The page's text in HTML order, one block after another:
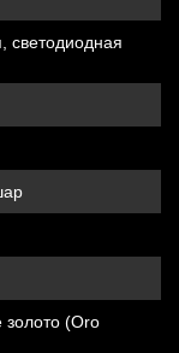
cветодиодная
золото (Oro